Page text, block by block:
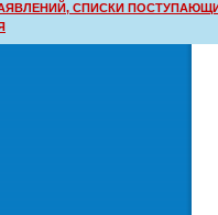
СПИСКИ